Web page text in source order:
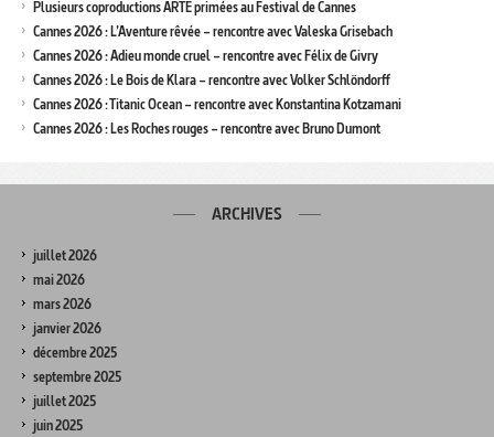
Plusieurs coproductions ARTE primées au Festival de Cannes
Cannes 2026 : L’Aventure rêvée – rencontre avec Valeska Grisebach
Cannes 2026 : Adieu monde cruel – rencontre avec Félix de Givry
Cannes 2026 : Le Bois de Klara – rencontre avec Volker Schlöndorff
Cannes 2026 : Titanic Ocean – rencontre avec Konstantina Kotzamani
Cannes 2026 : Les Roches rouges – rencontre avec Bruno Dumont
ARCHIVES
juillet 2026
mai 2026
mars 2026
janvier 2026
décembre 2025
septembre 2025
juillet 2025
juin 2025